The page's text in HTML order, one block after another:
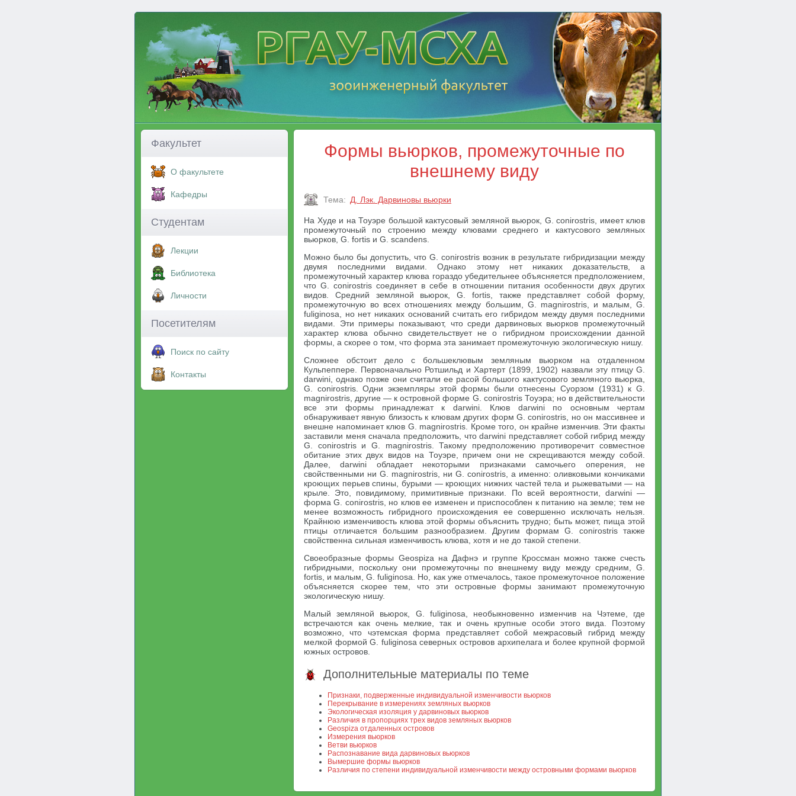
Факультет
О факультете
Кафедры
Студентам
Лекции
Библиотека
Личности
Посетителям
Поиск по сайту
Контакты
Формы вьюрков, промежуточные по
внешнему виду
Тема: Д. Лэк. Дарвиновы вьюрки
На Худе и на Тоуэре большой кактусовый земляной вьюрок, G. conirostris, имеет клюв
промежуточный по строению между клювами среднего и кактусового земляных
вьюрков, G. fortis и G. scandens.
Можно было бы допустить, что G. conirostris возник в результате гибридизации между
двумя последними видами. Однако этому нет никаких доказательств, а
промежуточный характер клюва гораздо убедительнее объясняется предположением,
что G. conirostris соединяет в себе в отношении питания особенности двух других
видов. Средний земляной вьюрок, G. fortis, также представляет собой форму,
промежуточную во всех отношениях между большим, G. magnirostris, и малым, G.
fuliginosa, но нет никаких оснований считать его гибридом между двумя последними
видами. Эти примеры показывают, что среди дарвиновых вьюрков промежуточный
характер клюва обычно свидетельствует не о гибридном происхождении данной
формы, а скорее о том, что форма эта занимает промежуточную экологическую нишу.
Сложнее обстоит дело с большеклювым земляным вьюрком на отдаленном
Кульпеппере. Первоначально Ротшильд и Хартерт (1899, 1902) назвали эту птицу G.
darwini, однако позже они считали ее расой большого кактусового земляного вьюрка,
G. conirostris. Одни экземпляры этой формы были отнесены Суорзом (1931) к G.
magnirostris, другие — к островной форме G. conirostris Тоуэра; но в действительности
все эти формы принадлежат к darwini. Клюв darwini по основным чертам
обнаруживает явную близость к клювам других форм G. conirostris, но он массивнее и
внешне напоминает клюв G. magnirostris. Кроме того, он крайне изменчив. Эти факты
заставили меня сначала предположить, что darwini представляет собой гибрид между
G. conirostris и G. magnirostris. Такому предположению противоречит совместное
обитание этих двух видов на Тоуэре, причем они не скрещиваются между собой.
Далее, darwini обладает некоторыми признаками самочьего оперения, не
свойственными ни G. magnirostris, ни G. conirostris, а именно: оливковыми кончиками
кроющих перьев спины, бурыми — кроющих нижних частей тела и рыжеватыми — на
крыле. Это, повидимому, примитивные признаки. По всей вероятности, darwini —
форма G. conirostris, но клюв ее изменен и приспособлен к питанию на земле; тем не
менее возможность гибридного происхождения ее совершенно исключать нельзя.
Крайнюю изменчивость клюва этой формы объяснить трудно; быть может, пища этой
птицы отличается большим разнообразием. Другим формам G. conirostris также
свойственна сильная изменчивость клюва, хотя и не до такой степени.
Своеобразные формы Geospiza на Дафнэ и группе Кроссман можно также счесть
гибридными, поскольку они промежуточны по внешнему виду между средним, G.
fortis, и малым, G. fuliginosa. Но, как уже отмечалось, такое промежуточное положение
объясняется скорее тем, что эти островные формы занимают промежуточную
экологическую нишу.
Малый земляной вьюрок, G. fuliginosa, необыкновенно изменчив на Чэтеме, где
встречаются как очень мелкие, так и очень крупные особи этого вида. Поэтому
возможно, что чэтемская форма представляет собой межрасовый гибрид между
мелкой формой G. fuliginosa северных островов архипелага и более крупной формой
южных островов.
Дополнительные материалы по теме
Признаки, подверженные индивидуальной изменчивости вьюрков
Перекрывание в измерениях земляных вьюрков
Экологическая изоляция у дарвиновых вьюрков
Различия в пропорциях трех видов земляных вьюрков
Geospiza отдаленных островов
Измерения вьюрков
Ветви вьюрков
Распознавание вида дарвиновых вьюрков
Вымершие формы вьюрков
Различия по степени индивидуальной изменчивости между островными формами вьюрков